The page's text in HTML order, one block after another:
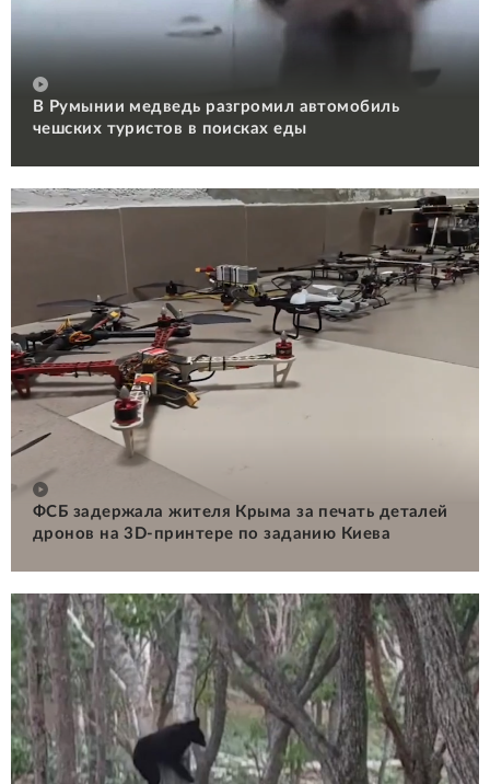
В Румынии медведь разгромил автомобиль
чешских туристов в поисках еды
ФСБ задержала жителя Крыма за печать деталей
дронов на 3D-принтере по заданию Киева